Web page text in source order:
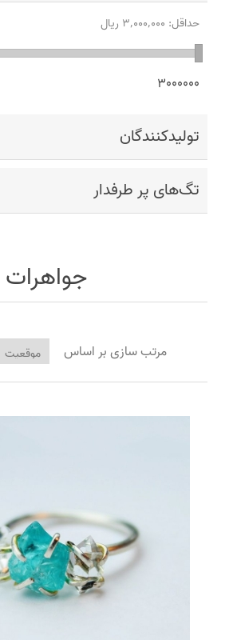
حداقل: 3٬000٬000 ریال
3000000
تولیدکنندگان
تگ‌های پر طرفدار
جواهرات
مرتب سازی بر اساس